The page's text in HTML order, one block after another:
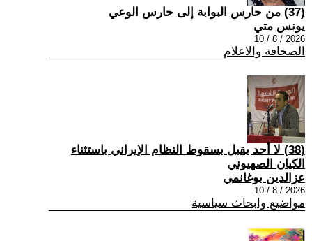
(37) من حارس البوابة إلى حارس الوعي
يونس متي
2026 / 8 / 10
الصحافة والاعلام
(38) لا أحد يقبل بسقوط النظام الإيراني باستثناء
الكيان الصهيوني
عزالدين بوغانمي
2026 / 8 / 10
مواضيع وابحاث سياسية